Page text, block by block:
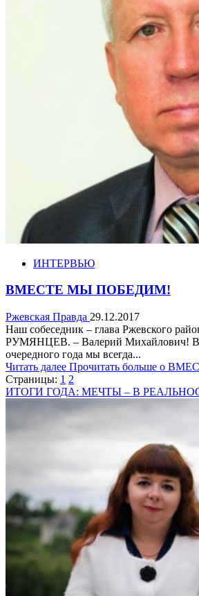
ИНТЕРВЬЮ
ВМЕСТЕ МЫ ПОБЕДИМ!
Ржевская Правда 29.12.2017
Наш собеседник – глава Ржевского
РУМЯНЦЕВ. – Валерий Михайлович! В
очередного года мы всегда...
Читать далее Прочитать больше о
Страницы: 1 2
ИТОГИ ГОДА: МЕЧТЫ – В